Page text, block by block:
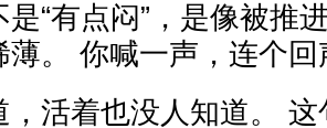
“有点闷”，是像被推
薄。 你喊一声，连个
，活着也没人知道。